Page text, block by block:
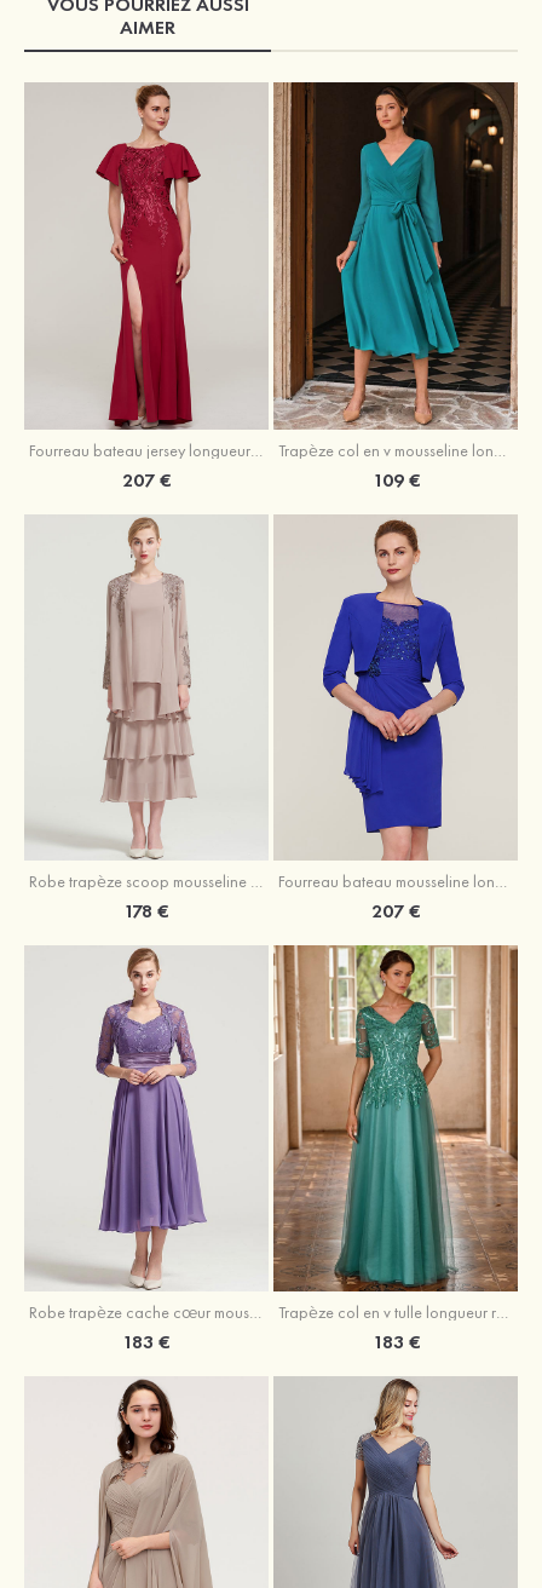
AIMER
207 € 109 €
Robe trapèze scoop mousseline longueur mollet robe de mère de la mariée avec appliqué volants veste
178 €
Fourreau bateau mousseline longueur genou robe de mère de la mariée avec appliqué perle plissé veste
207 €
Robe trapèze cache cœur mousseline longueur mollet robe de mère de la mariée avec plissé veste
183 €
Trapèze col en v tulle longueur ras du sol robe de mère de la mariée avec perles paillettes
183 €